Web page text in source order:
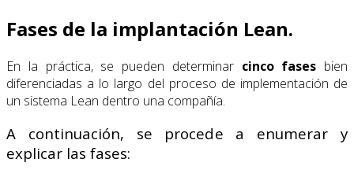
Fases de la implantación Lean.
En la práctica, se pueden determinar cinco fases bien
diferenciadas a lo largo del proceso de implementación de
un sistema Lean dentro una compañía.
A continuación, se procede a enumerar y
explicar las fases: